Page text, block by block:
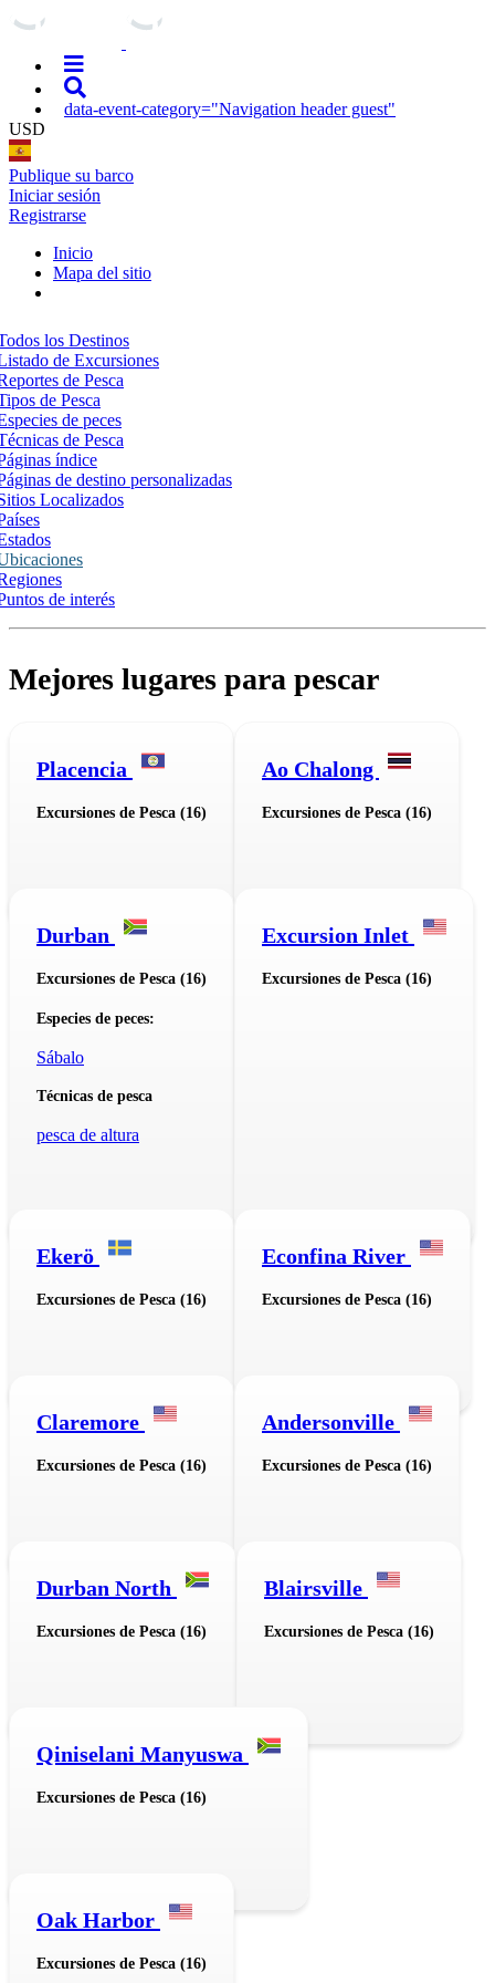
data-event-category="Navigation header guest"
USD
Publique su barco
Iniciar sesión
Registrarse
Inicio
Mapa del sitio
los Destinos
de Excursiones
de Pesca
de Pesca
de peces
de Pesca
índice
de destino personalizadas
Localizados
de interés
Mejores lugares para pescar
Placencia
Excursiones de Pesca (16)
Ao Chalong
Excursiones de Pesca (16)
Durban
Excursiones de Pesca (16)
Especies de peces:
Sábalo
Técnicas de pesca
pesca de altura
Excursion Inlet
Excursiones de Pesca (16)
Ekerö
Excursiones de Pesca (16)
Econfina River
Excursiones de Pesca (16)
Claremore
Excursiones de Pesca (16)
Andersonville
Excursiones de Pesca (16)
Durban North
Excursiones de Pesca (16)
Blairsville
Excursiones de Pesca (16)
Qiniselani Manyuswa
Excursiones de Pesca (16)
Oak Harbor
Excursiones de Pesca (16)